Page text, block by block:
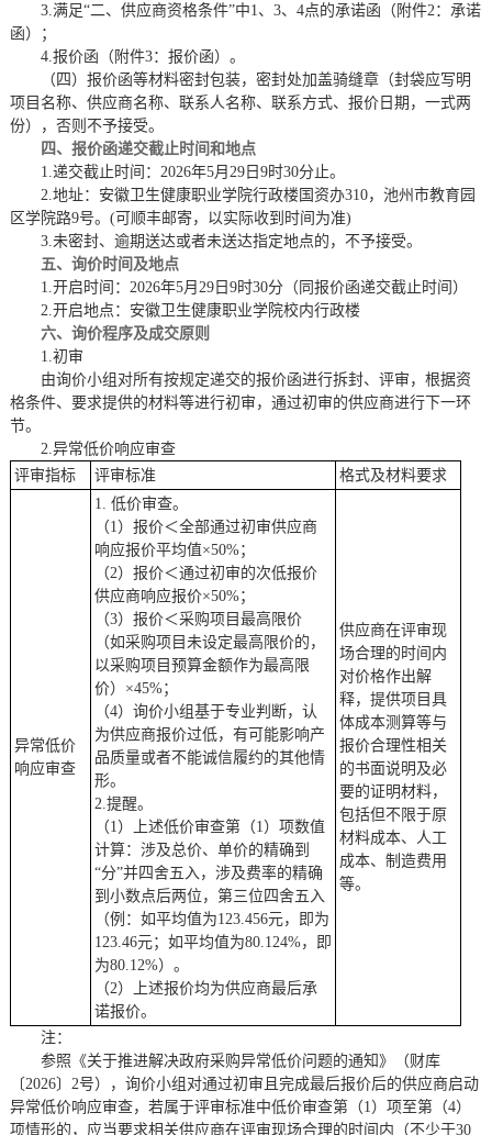
3.满足“二、供应商资格条件”中1、3、4点的承诺函（附件2：承诺
函）；
4.报价函（附件3：报价函） 。
（四）报价函等材料密封包装，密封处加盖骑缝章（封袋应写明
项目名称、供应商名称、联系人名称、联系方式、报价日期，一式两
份），否则不予接受。
四、报价函递交截止时间和地点
1.递交截止时间：2026年5月 29日 9时30分止。
2.地址：安徽卫生健康职业学院行政楼国资办310，池州市教育园
区学院路9号。(可顺丰邮寄，以实际收到时间为准)
3.未密封、逾期送达或者未送达指定地点的，不予接受。
五、询价时间及地点
1.开启 时间： 2026年5月 29日 9时30分（同报价函递交截止时间）
2.开启地点：安徽卫生健康职业学院校内行政楼
六、询价程序及成交原则
1.初审
由询价小组对所有按规定递交的报价函进行拆封、评审， 根据资
格条件、要求提供的材料等进行初审，通过初审的供应商进行下一环
节。
2.异常低价响应审查
评审指标
评审标准 格式及材料要求
异常低价
响应审查
1. 低价审查。
（1）报价＜全部通过初审供应商
响应报价平均值×50%；
（2）报价＜通过初审的次低报价
供应商响应报价×50%；
（3）报价＜采购项目最高限价
（如采购项目未设定最高限价的，
以采购项目预算金额作为最高限
价）×45%；
（4）询价小组基于专业判断，认
为供应商报价过低，有可能影响产
品质量或者不能诚信履约的其他情
形。
2.提醒。
（1）上述低价审查第（1）项数值
计算：涉及总价、单价的精确到
“分”并四舍五入，涉及费率的精确
到小数点后两位，第三位四舍五入
（例：如平均值为123.456元，即为
123.46元；如平均值为80.124%，即
为80.12%）。
（2）上述报价均为供应商最后承
诺报价。
供应商在评审现
场合理的时间内
对价格作出解
释，提供项目具
体成本测算等与
报价合理性相关
的书面说明及必
要的证明材料，
包括但不限于原
材料成本、人工
成本、制造费用
等。
注：
参照 《关于推进解决政府采购异常低价问题的通知》（财库
〔2026〕2号）， 询价小组 对通过初审且完成最后报价后的供应商启动
异常低价响应审查， 若属于评审标准中低价审查第（1）项至第（4）
项情形的，应当要求相关供应商在评审现场合理的时间内（不少于30